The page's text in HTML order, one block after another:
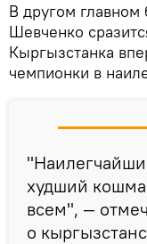
В другом главном
Шевченко
Кыргызстанка
чемпионки в
худший
всем", —
о